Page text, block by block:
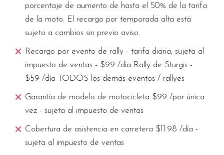
porcentaje de aumento de hasta el 50% de la tarifa
de la moto. El recargo por temporada alta está
sujeto a cambios sin previo aviso.
Recargo por evento de rally - tarifa diaria, sujeta al
impuesto de ventas - $99 /día Rally de Sturgis -
$59 /día TODOS los demás eventos / rallyes
Garantía de modelo de motocicleta $99 /por única
vez - sujeta al impuesto de ventas
Cobertura de asistencia en carretera $11.98 /día -
sujeta al impuesto de ventas